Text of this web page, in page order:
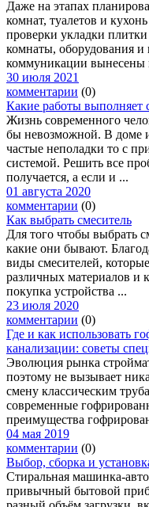
Даже на этапах
комнат, туалетов и
проверки укладки
комнаты, оборудования
коммуникации вынесены
30 июля 2021
комментарии (0)
Какие работы выполняет
Жизнь современного
бы невозможной. В доме
частые неполадки то с
системой. Решить все
получается, а если и ...
01 августа 2020
комментарии (0)
Как выбрать смеситель
Для того чтобы выбрать
какие они бывают.
виды смесителей,
различных материалов и
покупка устройства ...
23 июля 2020
комментарии (0)
Где и как использовать
канализации: советы
Эволюция рынка
поэтому не вызывает
смену классическим
современные
преимущества
04 мая 2019
комментарии (0)
Выбор, сборка и
Стиральная машинка-
привычный бытовой